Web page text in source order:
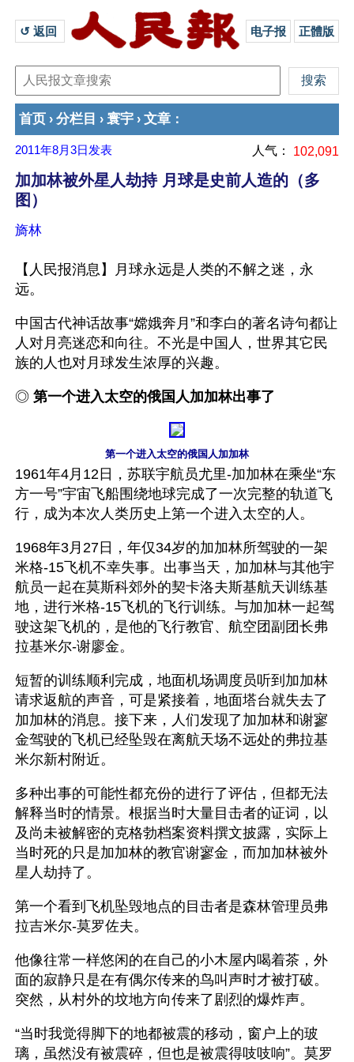
↺ 返回 电子报 正體版
首页 › 分栏目 › 寰宇 › 文章 ：
2011年8月3日 发表 人气： 102,091
加加林被外星人劫持 月球是史前人造的（多
图）
旖林
【人民报消息】月球永远是人类的不解之迷，永
远。
中国古代神话故事“嫦娥奔月”和李白的著名诗句都让
人对月亮迷恋和向往。不光是中国人，世界其它民
族的人也对月球发生浓厚的兴趣。
◎ 第一个进入太空的俄国人加加林出事了
第一个进入太空的俄国人加加林
1961年4月12日，苏联宇航员尤里-加加林在乘坐“东
方一号”宇宙飞船围绕地球完成了一次完整的轨道飞
行，成为本次人类历史上第一个进入太空的人。
1968年3月27日，年仅34岁的加加林所驾驶的一架
米格-15飞机不幸失事。出事当天，加加林与其他宇
航员一起在莫斯科郊外的契卡洛夫斯基航天训练基
地，进行米格-15飞机的飞行训练。与加加林一起驾
驶这架飞机的，是他的飞行教官、航空团副团长弗
拉基米尔-谢廖金。
短暂的训练顺利完成，地面机场调度员听到加加林
请求返航的声音，可是紧接着，地面塔台就失去了
加加林的消息。接下来，人们发现了加加林和谢寥
金驾驶的飞机已经坠毁在离航天场不远处的弗拉基
米尔新村附近。
多种出事的可能性都充份的进行了评估，但都无法
解释当时的情景。根据当时大量目击者的证词，以
及尚未被解密的克格勃档案资料撰文披露，实际上
当时死的只是加加林的教官谢寥金，而加加林被外
星人劫持了。
第一个看到飞机坠毁地点的目击者是森林管理员弗
拉吉米尔-莫罗佐夫。
他像往常一样悠闲的在自己的小木屋内喝着茶，外
面的寂静只是在有偶尔传来的鸟叫声时才被打破。
突然，从村外的坟地方向传来了剧烈的爆炸声。
“当时我觉得脚下的地都被震的移动，窗户上的玻
璃，虽然没有被震碎，但也是被震得吱吱响”。莫罗